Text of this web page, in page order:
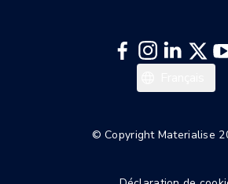
Deutsch
© Copyright Materialise